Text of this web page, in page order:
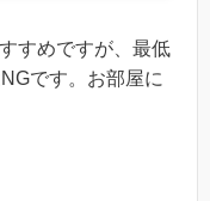
すめですが、最低
です。お部屋に